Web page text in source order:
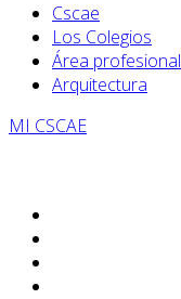
Cscae
Los Colegios
Área profesional
Arquitectura
MI CSCAE